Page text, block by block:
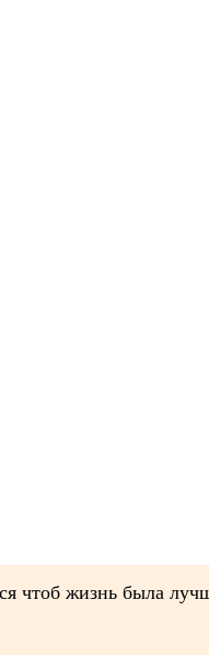
чтоб жизнь была